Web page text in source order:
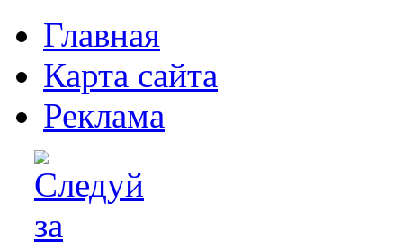
Главная
Карта сайта
Реклама